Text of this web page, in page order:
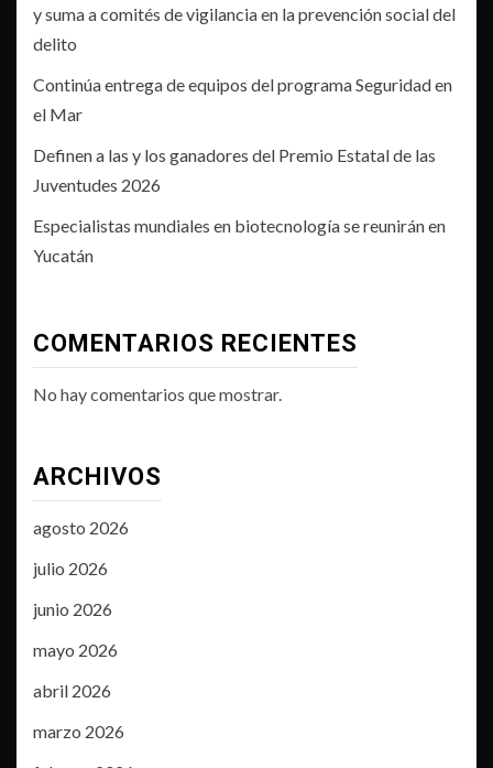
y suma a comités de vigilancia en la prevención social del
delito
Continúa entrega de equipos del programa Seguridad en
el Mar
Definen a las y los ganadores del Premio Estatal de las
Juventudes 2026
Especialistas mundiales en biotecnología se reunirán en
Yucatán
COMENTARIOS RECIENTES
No hay comentarios que mostrar.
ARCHIVOS
agosto 2026
julio 2026
junio 2026
mayo 2026
abril 2026
marzo 2026